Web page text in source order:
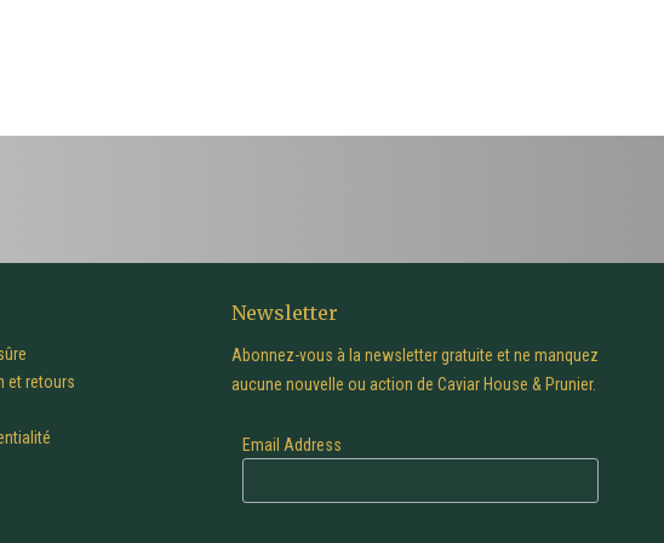
et retours
Newsletter
Abonnez-vous à la newsletter gratuite et ne manquez
aucune nouvelle ou action de Caviar House & Prunier.
Email Address